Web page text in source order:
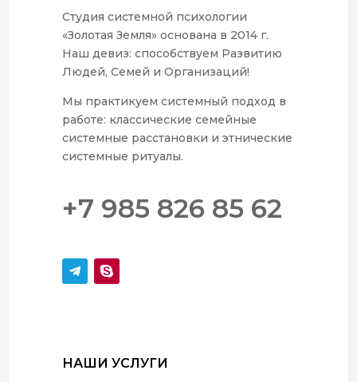
Студия системной психологии
«Золотая Земля» основана в 2014 г.
Наш девиз: способствуем Развитию
Людей, Семей и Организаций!
Мы практикуем системный подход в
работе: классические семейные
системные расстановки и этнические
системные ритуалы.
+7 985 826 85 62
НАШИ УСЛУГИ